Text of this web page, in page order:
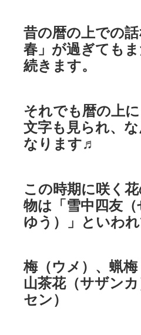
昔の暦の上での
春」が過ぎても
続きます。
それでも暦の上
文字も見られ、
なります♬
この時期に咲く
物は「雪中四友
ゆう）」といわれ
梅（ウメ）、蝋梅
山茶花（サザン
セン）